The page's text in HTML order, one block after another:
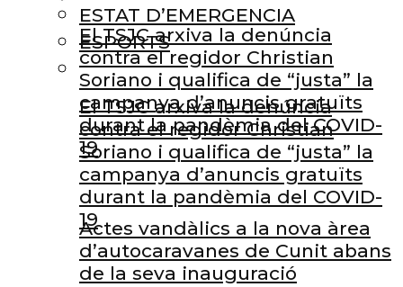
El TSJC arxiva la denúncia
contra el regidor Christian
Soriano i qualifica de “justa” la
campanya d’anuncis gratuïts
durant la pandèmia del COVID-
19
Actes vandàlics a la nova àrea
d’autocaravanes de Cunit abans
de la seva inauguració
ESTAT D’EMERGENCIA
ESPORTS
El TSJC arxiva la denúncia
contra el regidor Christian
Soriano i qualifica de “justa” la
campanya d’anuncis gratuïts
durant la pandèmia del COVID-
19